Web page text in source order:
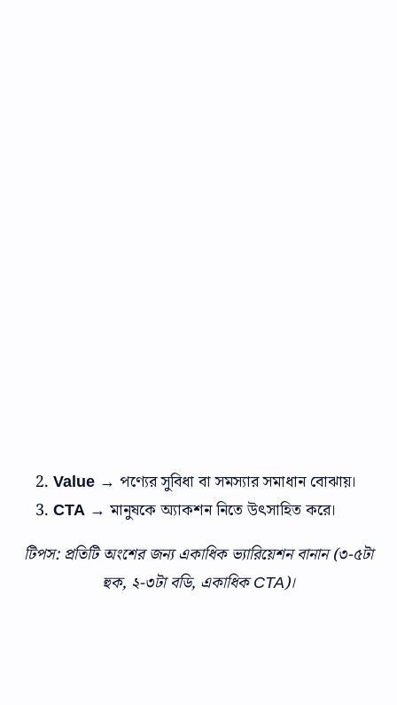
Value → পণ্যের সুবিধা বা সমস্যার সমাধান বোঝায়।
CTA → মানুষকে অ্যাকশন নিতে উৎসাহিত করে।
টিপস: প্রতিটি অংশের জন্য একাধিক ভ্যারিয়েশন বানান (৩-৫টা
হুক, ২-৩টা বডি, একাধিক CTA)।